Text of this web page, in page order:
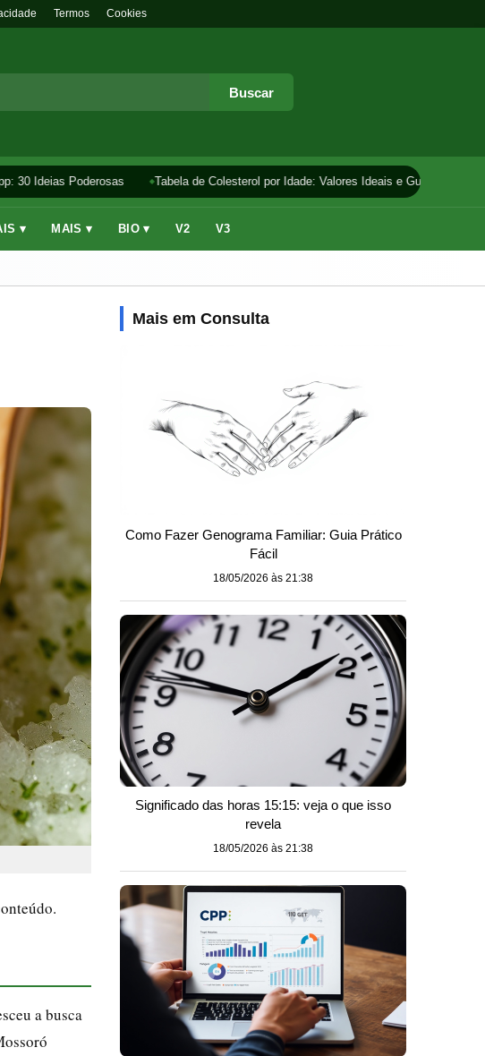
Termos Cookies
Buscar
30 Ideias Poderosas Tabela de Colesterol por Idade: Valores Ideais e Guia
▾ MAIS ▾ BIO ▾ V2 V3
a busca
Mais em Consulta
Como Fazer Genograma Familiar: Guia Prático
Fácil
18/05/2026 às 21:38
Significado das horas 15:15: veja o que isso
revela
18/05/2026 às 21:38